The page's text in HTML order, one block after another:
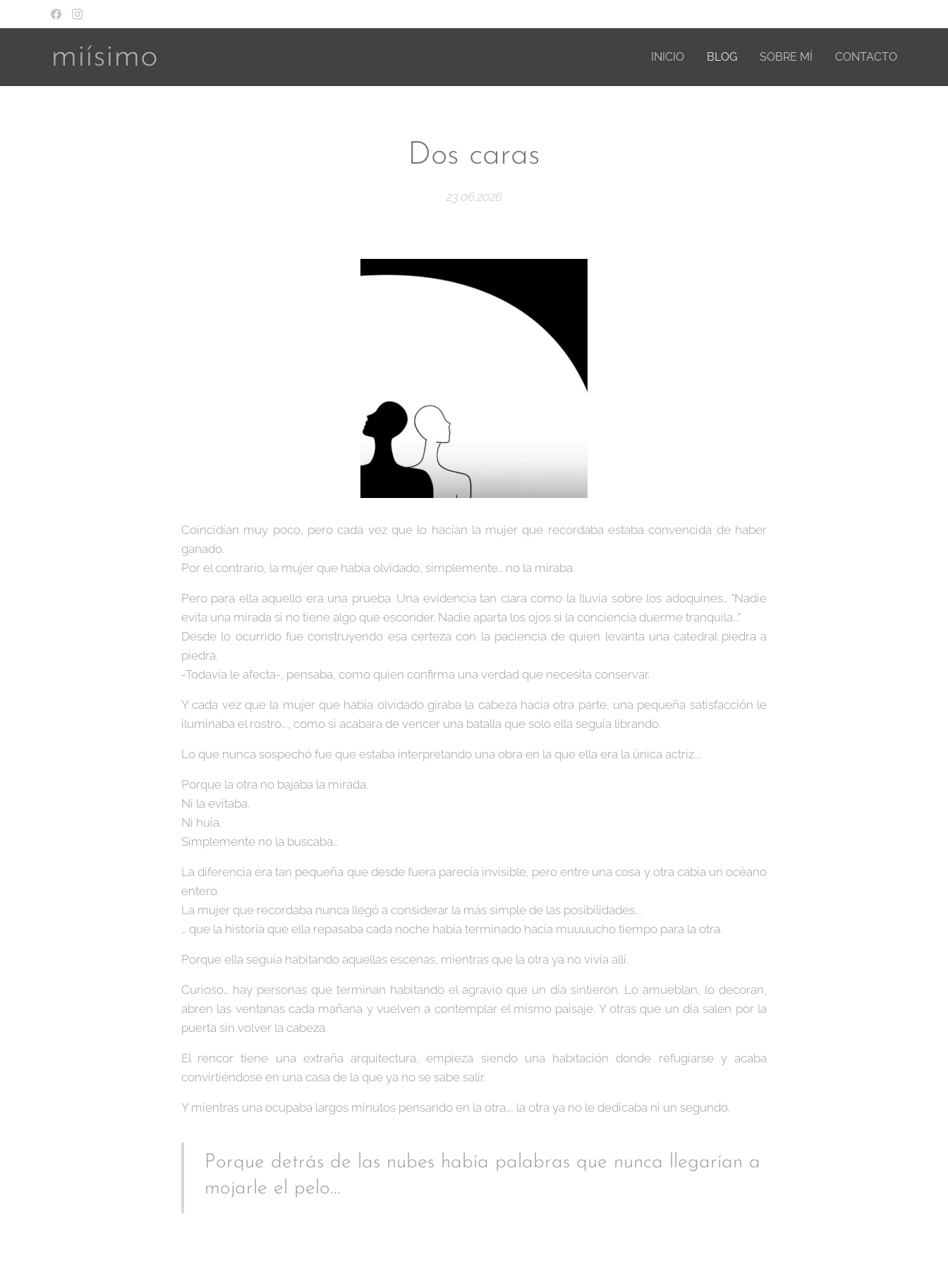
miísimo INICIO BLOG SOBRE MÍ CONTACTO
Dos caras
23.06.2026
Coincidían muy poco, pero cada vez que lo hacían la mujer que recordaba estaba convencida de haber
ganado.
Por el contrario, la mujer que había olvidado, simplemente… no la miraba.
Pero para ella aquello era una prueba. Una evidencia tan clara como la lluvia sobre los adoquines… "Nadie
evita una mirada si no tiene algo que esconder. Nadie aparta los ojos si la conciencia duerme tranquila..."
Desde lo ocurrido fue construyendo esa certeza con la paciencia de quien levanta una catedral piedra a
piedra.
-Todavía le afecta-, pensaba, como quien confirma una verdad que necesita conservar.
Y cada vez que la mujer que había olvidado giraba la cabeza hacia otra parte, una pequeña satisfacción le
iluminaba el rostro..., como si acabara de vencer una batalla que solo ella seguía librando.
Lo que nunca sospechó fue que estaba interpretando una obra en la que ella era la única actriz...
Porque la otra no bajaba la mirada.
Ni la evitaba.
Ni huía.
Simplemente no la buscaba…
La diferencia era tan pequeña que desde fuera parecía invisible, pero entre una cosa y otra cabía un océano
entero.
La mujer que recordaba nunca llegó a considerar la más simple de las posibilidades...
… que la historia que ella repasaba cada noche había terminado hacía muuuucho tiempo para la otra.
Porque ella seguía habitando aquellas escenas, mientras que la otra ya no vivía allí.
Curioso… hay personas que terminan habitando el agravio que un día sintieron. Lo amueblan, lo decoran,
abren las ventanas cada mañana y vuelven a contemplar el mismo paisaje. Y otras que un día salen por la
puerta sin volver la cabeza.
El rencor tiene una extraña arquitectura, empieza siendo una habitación donde refugiarse y acaba
convirtiéndose en una casa de la que ya no se sabe salir.
Y mientras una ocupaba largos minutos pensando en la otra…, la otra ya no le dedicaba ni un segundo.
Porque detrás de las nubes había palabras que nunca llegarían a
mojarle el pelo...